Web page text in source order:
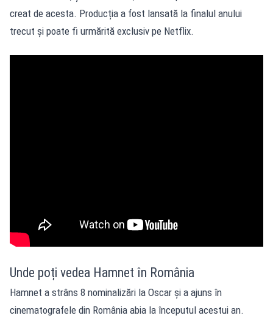
creat de acesta. Producția a fost lansată la finalul anului
trecut și poate fi urmărită exclusiv pe Netflix.
Unde poți vedea Hamnet în România
Hamnet a strâns 8 nominalizări la Oscar și a ajuns în
cinematografele din România abia la începutul acestui an.